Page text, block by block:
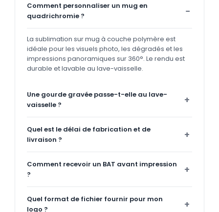
Comment personnaliser un mug en
quadrichromie ?
La sublimation sur mug à couche polymère est
idéale pour les visuels photo, les dégradés et les
impressions panoramiques sur 360°. Le rendu est
durable et lavable au lave-vaisselle.
Une gourde gravée passe-t-elle au lave-
vaisselle ?
Quel est le délai de fabrication et de
livraison ?
Comment recevoir un BAT avant impression
?
Quel format de fichier fournir pour mon
logo ?